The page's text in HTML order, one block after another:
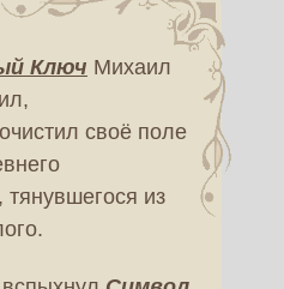
Ключ Михаил
своё поле
тянувшегося из